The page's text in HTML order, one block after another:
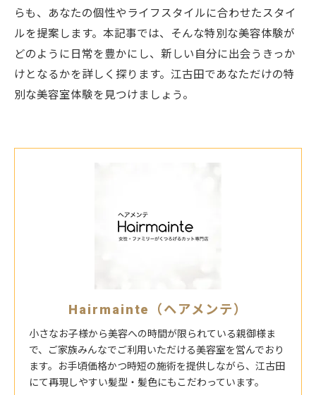
らも、あなたの個性やライフスタイルに合わせたスタイ
ルを提案します。本記事では、そんな特別な美容体験が
どのように日常を豊かにし、新しい自分に出会うきっか
けとなるかを詳しく探ります。江古田であなただけの特
別な美容室体験を見つけましょう。
Hairmainte（ヘアメンテ）
小さなお子様から美容への時間が限られている親御様ま
で、ご家族みんなでご利用いただける美容室を営んでおり
ます。お手頃価格かつ時短の施術を提供しながら、江古田
にて再現しやすい髪型・髪色にもこだわっています。